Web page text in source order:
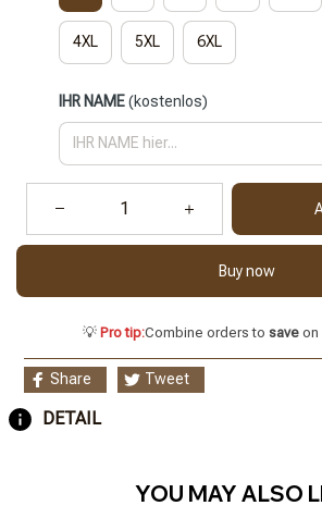
4XL 5XL 6XL
IHR NAME(kostenlos)
Buy now
💡 Pro tip:Combine orders to saveon
Share Tweet
DETAIL
YOU MAY ALSO